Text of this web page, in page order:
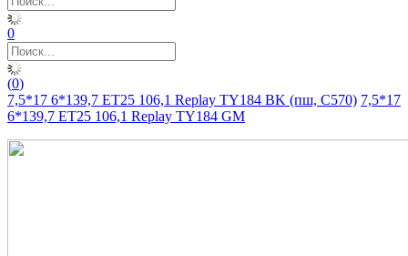
0
(0)
7,5*17 6*139,7 ET25 106,1 Replay TY184 BK (пш, C570) 7,5*17
6*139,7 ET25 106,1 Replay TY184 GM